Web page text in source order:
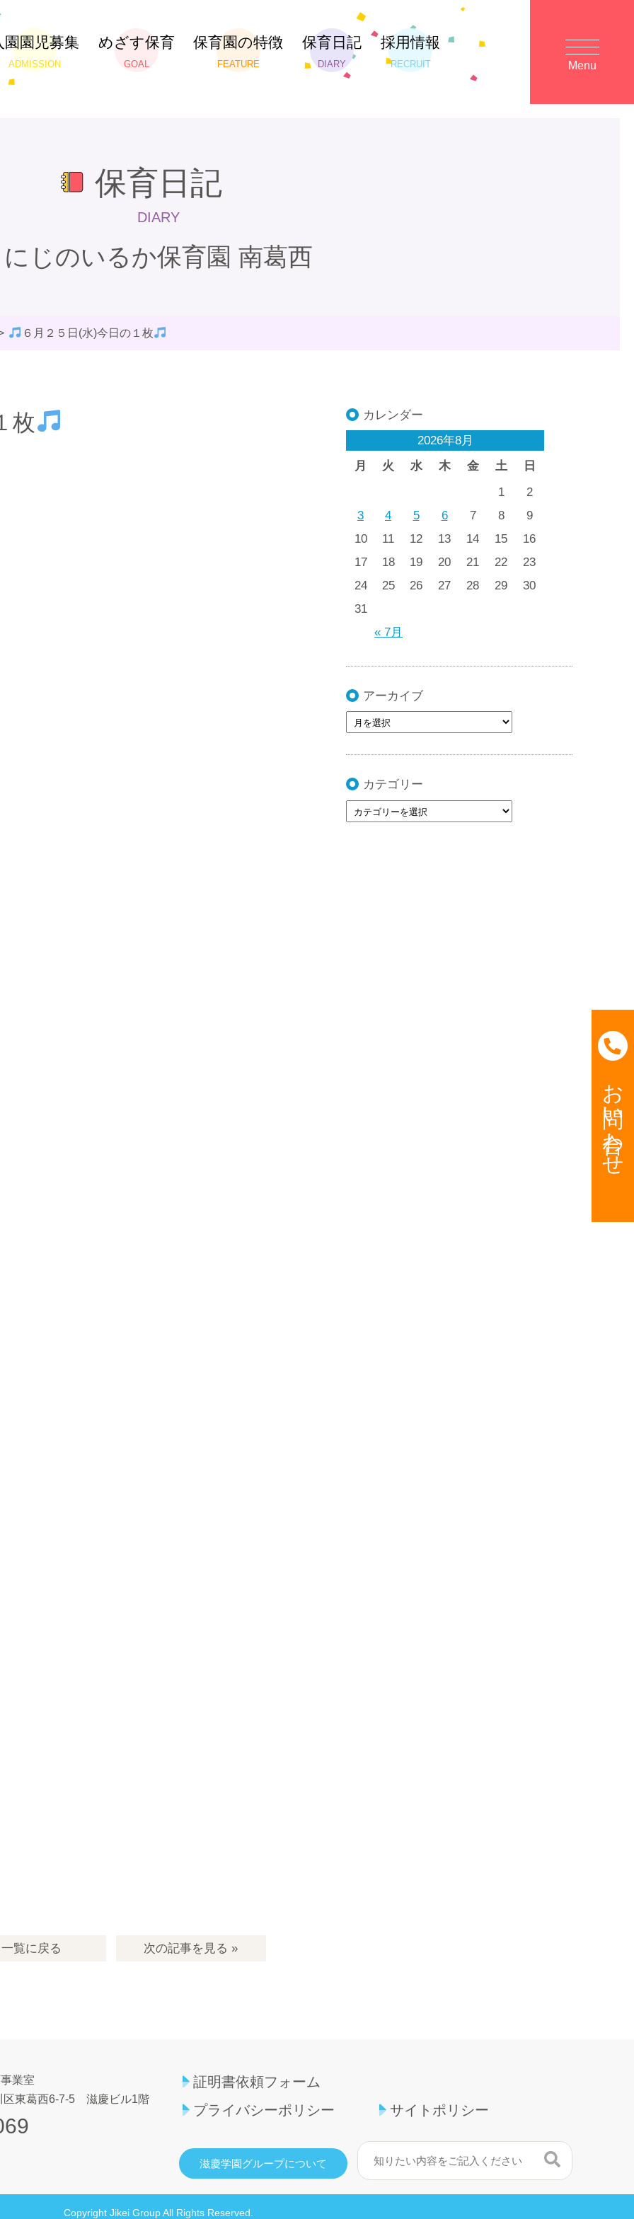
園園児募集
ADMISSION
めざす保育
GOAL
保育園の特徴
FEATURE
保育日記
DIARY
採用情報
RECRUIT Menu
保育日記
DIARY
にじのいるか保育園 南葛西
６月２５日(水)今日の１枚
枚
一覧に戻る 次の記事を見る »
カレンダー
2026年8月
月
火 水 木 金 土 日
« 7月
1
2
3
4 5 6 7 8
9
10
11 12 13 14 15
16
17
18 19 20 21 22
23
24
25 26 27 28 29
30
31
アーカイブ
カテゴリー
お問い合わせ
業室
区東葛西6-7-5 滋慶ビル1階
証明書依頼フォーム
プライバシーポリシー
サイトポリシー
滋慶学園グループについて 検索
Copyright Jikei Group All Rights Reserved.